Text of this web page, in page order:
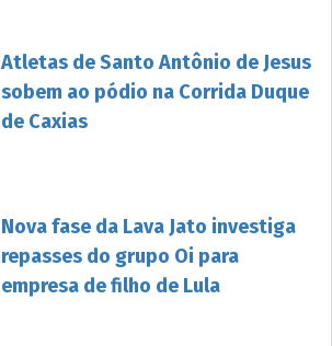
Atletas de Santo Antônio de Jesus
sobem ao pódio na Corrida Duque
de Caxias
Nova fase da Lava Jato investiga
repasses do grupo Oi para
empresa de filho de Lula